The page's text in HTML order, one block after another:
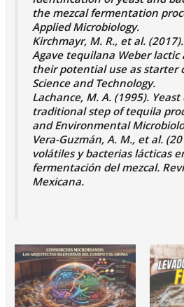
the mezcal fermentation
Applied Microbiology.
​Kirchmayr, M. R., et al.
Agave tequilana Weber lactic
their potential use as starter
Science and Technology.
​Lachance, M. A. (1995).
traditional step of tequila
and Environmental
​Vera-Guzmán, A. M., et al.
volátiles y bacterias lácticas
fermentación del mezcal.
Mexicana.